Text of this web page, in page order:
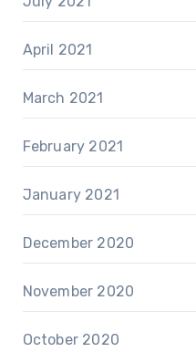
April 2021
March 2021
February 2021
January 2021
December 2020
November 2020
October 2020